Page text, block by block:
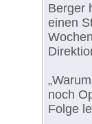
Berger
einen
noch
Folge